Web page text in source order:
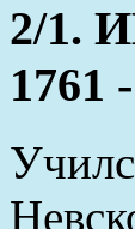
2/1.
1761